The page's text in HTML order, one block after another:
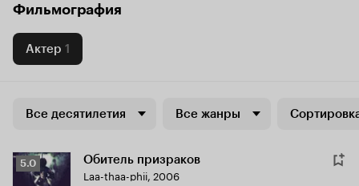
Фильмография
Актер 1
Все десятилетия Все жанры
Рейтинг
Кинопоиска
5.0 Обитель призраков
Laa-thaa-phii, 2006